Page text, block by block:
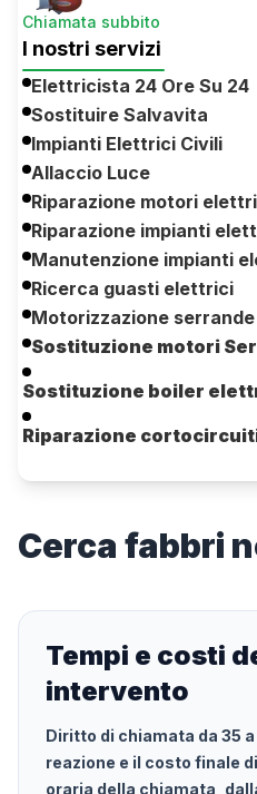
Chiamata subbito
I nostri servizi
Elettricista 24 Ore Su 24
Sostituire Salvavita
Impianti Elettrici Civili
Allaccio Luce
Riparazione motori
Riparazione impianti
Manutenzione impianti
Ricerca guasti elettrici
Motorizzazione
Sostituzione motori
Sostituzione boiler
Riparazione
Cerca fabbri
Tempi e costi
intervento
Diritto di chiamata da 35 a
reazione e il costo finale
oraria della chiamata,